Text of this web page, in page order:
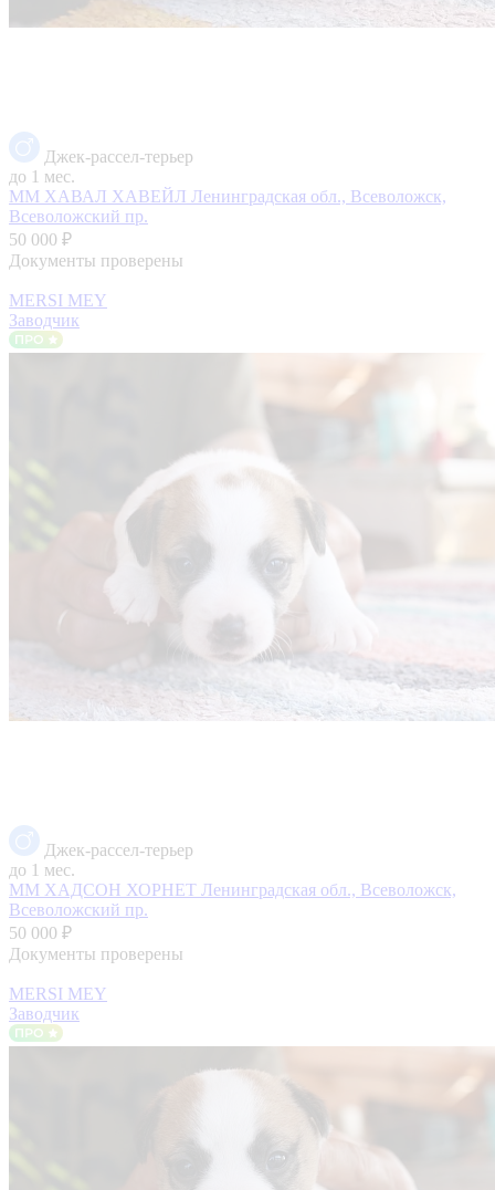
Джек-рассел-терьер
до 1 мес.
ММ ХАВАЛ ХАВЕЙЛ Ленинградская обл., Всеволожск,
Всеволожский пр.
50 000 ₽
Документы проверены
MERSI MEY
Заводчик
Джек-рассел-терьер
до 1 мес.
ММ ХАДСОН ХОРНЕТ Ленинградская обл., Всеволожск,
Всеволожский пр.
50 000 ₽
Документы проверены
MERSI MEY
Заводчик